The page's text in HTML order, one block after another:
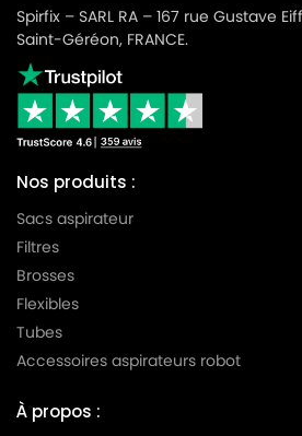
Spirfix – SARL RA – 167 rue Gustave
Saint-Géréon, FRANCE.
Nos produits :
Sacs aspirateur
Filtres
Brosses
Flexibles
Tubes
Accessoires aspirateurs robot
À propos :